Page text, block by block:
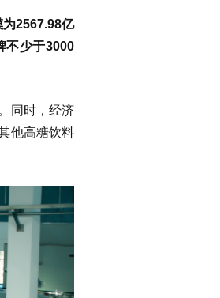
2567.98亿
不少于3000
同时，经济
他高糖饮料